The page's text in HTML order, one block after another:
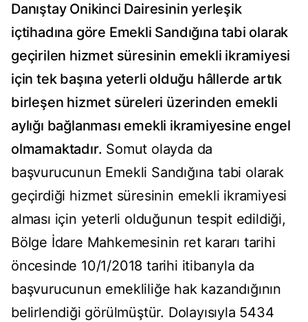
Danıştay Onikinci Dairesinin yerleşik
içtihadına göre Emekli Sandığına tabi olarak
geçirilen hizmet süresinin emekli ikramiyesi
için tek başına yeterli olduğu hâllerde artık
birleşen hizmet süreleri üzerinden emekli
aylığı bağlanması emekli ikramiyesine engel
olmamaktadır. Somut olayda da
başvurucunun Emekli Sandığına tabi olarak
geçirdiği hizmet süresinin emekli ikramiyesi
alması için yeterli olduğunun tespit edildiği,
Bölge İdare Mahkemesinin ret kararı tarihi
öncesinde 10/1/2018 tarihi itibarıyla da
başvurucunun emekliliğe hak kazandığının
belirlendiği görülmüştür. Dolayısıyla 5434